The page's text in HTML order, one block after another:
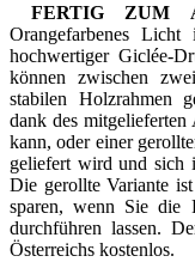
FERTIG ZUM
Orangefarbenes
hochwertiger Giclée-
können zwischen
stabilen Holzrahmen
dank des mitgelieferten
kann, oder einer
geliefert wird und sich
Die gerollte Variante
sparen, wenn Sie die
durchführen lassen.
Österreichs kostenlos.